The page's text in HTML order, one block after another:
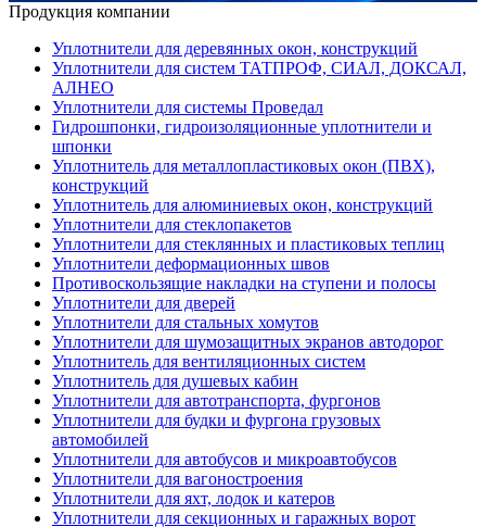
Продукция компании
Уплотнители для деревянных окон, конструкций
Уплотнители для систем ТАТПРОФ, СИАЛ, ДОКСАЛ,
АЛНЕО
Уплотнители для системы Проведал
Гидрошпонки, гидроизоляционные уплотнители и
шпонки
Уплотнитель для металлопластиковых окон (ПВХ),
конструкций
Уплотнитель для алюминиевых окон, конструкций
Уплотнители для стеклопакетов
Уплотнители для стеклянных и пластиковых теплиц
Уплотнители деформационных швов
Противоскользящие накладки на ступени и полосы
Уплотнители для дверей
Уплотнители для стальных хомутов
Уплотнители для шумозащитных экранов автодорог
Уплотнитель для вентиляционных систем
Уплотнитель для душевых кабин
Уплотнители для автотранспорта, фургонов
Уплотнители для будки и фургона грузовых
автомобилей
Уплотнители для автобусов и микроавтобусов
Уплотнители для вагоностроения
Уплотнители для яхт, лодок и катеров
Уплотнители для секционных и гаражных ворот